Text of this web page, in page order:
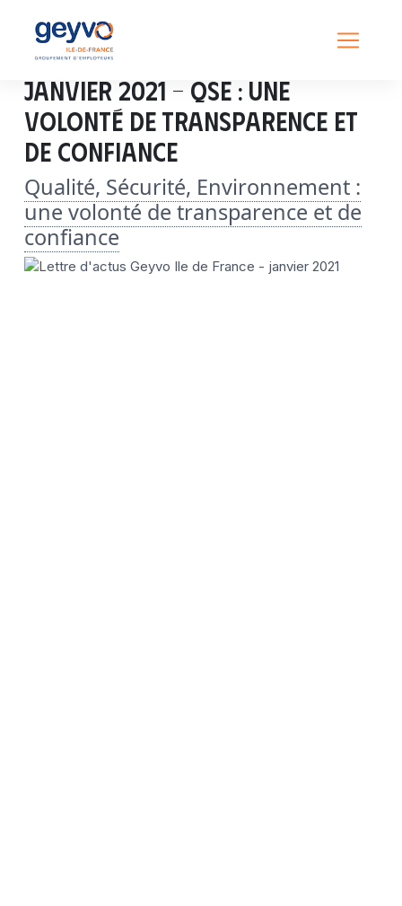
Janvier 2021 – QSE : une
volonté de transparence et
de confiance
Qualité, Sécurité, Environnement :
une volonté de transparence et de
confiance